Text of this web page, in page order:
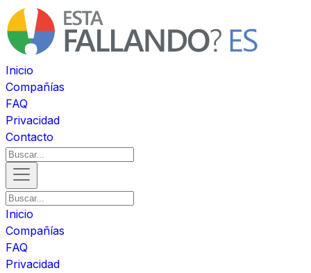
Inicio
Compañías
FAQ
Privacidad
Contacto
Inicio
Compañías
FAQ
Privacidad